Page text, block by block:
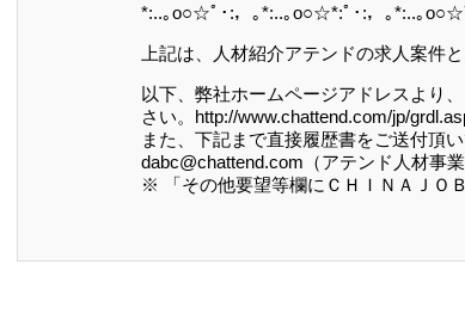
*:..｡o○☆ﾟ･:，｡*:..｡o○☆*:ﾟ･:，｡*:..｡
上記は、人材紹介アテンドの求人案件
以下、弊社ホームページアドレスより
さい。http://www.chattend.com/jp/
また、下記まで直接履歴書をご送付頂
dabc@chattend.com（アテンド人材事業
※ 「その他要望等欄にＣＨＩＮＡＪＯ